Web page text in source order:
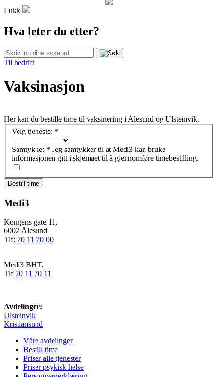
Lukk
Hva leter du etter?
Til bedrift
Vaksinasjon
Her kan du bestille time til vaksinering i Ålesund og Ulsteinvik.
Velg tjeneste: *
Samtykke: * Jeg samtykker til at Medi3 kan bruke
informasjonen gitt i skjemaet til å gjennomføre timebestilling.
Medi3
Kongens gate 11,
6002 Ålesund
Tlf: 70 11 70 00
Medi3 BHT:
Tlf 70 11 70 11
Avdelinger:
Ulsteinvik
Kristiansund
Våre avdelinger
Bestill time
Priser alle tjenester
Priser psykisk helse